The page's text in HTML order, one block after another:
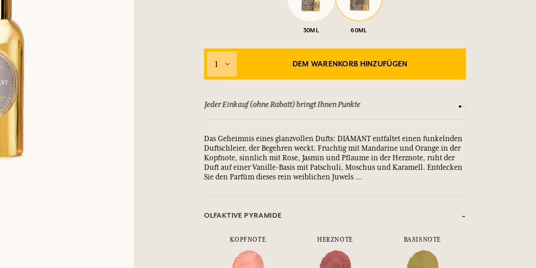
30ML 60ML
1 DEM WARENKORB HINZUFÜGEN
zurück, bis zu 15 Tage Jeder Einkauf (ohne Rabatt) bringt Ihnen Punkte
Das Geheimnis eines glanzvollen Dufts: DIAMANT entfaltet einen funkelnden
Duftschleier, der Begehren weckt. Fruchtig mit Mandarine und Orange in der
Kopfnote, sinnlich mit Rose, Jasmin und Pflaume in der Herznote, ruht der
Duft auf einer Vanille-Basis mit Patschuli, Moschus und Karamell. Entdecken
Sie den Parfüm dieses rein weiblichen Juwels ...
OLFAKTIVE PYRAMIDE
KOPFNOTE HERZNOTE BASISNOTE